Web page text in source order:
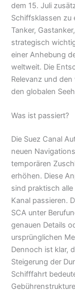
dem 15. Juli
Schiffsklassen zu
Tanker,
strategisch
einer Anhebung
weltweit. Die
Relevanz und
den globalen
Was ist passiert?
Die Suez Canal
neuen
temporären
erhöhen. Diese
sind praktisch
Kanal passieren.
SCA unter
genauen Details
ursprünglichen
Dennoch ist klar,
Steigerung der
Schifffahrt